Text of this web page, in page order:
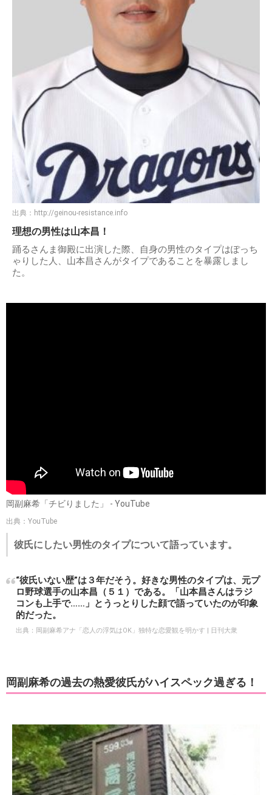
出典： http://geinou-resistance.info
理想の男性は山本昌！
踊るさんま御殿に出演した際、自身の男性のタイプはぽっち
ゃりした人、山本昌さんがタイプであることを暴露しまし
た。
岡副麻希「チビりました」 - YouTube
出典：YouTube
彼氏にしたい男性のタイプについて語っています。
“彼氏いない歴”は３年だそう。好きな男性のタイプは、元プ
ロ野球選手の山本昌（５１）である。「山本昌さんはラジ
コンも上手で……」とうっとりした顔で語っていたのが印象
的だった。
出典： 岡副麻希アナ「恋人の浮気はOK」独特な恋愛観を明かす | 日刊大衆
岡副麻希の過去の熱愛彼氏がハイスペック過ぎる！